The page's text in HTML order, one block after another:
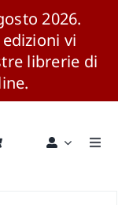
2026.
vi
librerie di